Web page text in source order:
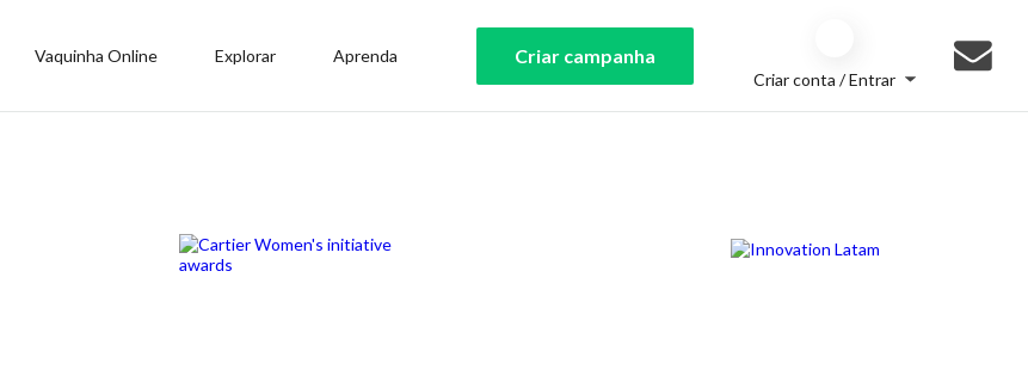
Vaquinha Online Explorar Aprenda Criar campanha
Criar conta / Entrar